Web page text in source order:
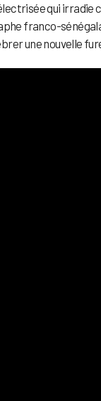
qui
franco-
une nouvelle